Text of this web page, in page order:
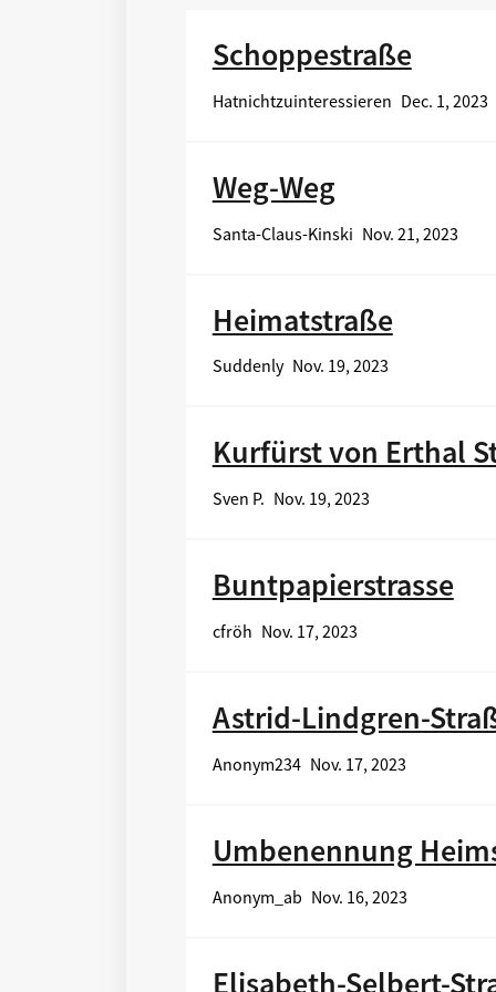
Schoppestraße
Hatnichtzuinteressieren Dec. 1, 2023
Weg-Weg
Santa-Claus-Kinski Nov. 21, 2023
Heimatstraße
Suddenly Nov. 19, 2023
Kurfürst von Erthal
Sven P. Nov. 19, 2023
Buntpapierstrasse
cfröh Nov. 17, 2023
Astrid-Lindgren-
Anonym234 Nov. 17, 2023
Umbenennung
Anonym_ab Nov. 16, 2023
Elisabeth-Selbert-